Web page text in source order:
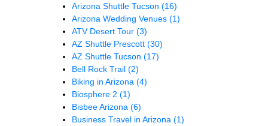
Arizona Shuttle Tucson (16)
Arizona Wedding Venues (1)
ATV Desert Tour (3)
AZ Shuttle Prescott (30)
AZ Shuttle Tucson (17)
Bell Rock Trail (2)
Biking in Arizona (4)
Biosphere 2 (1)
Bisbee Arizona (6)
Business Travel in Arizona (1)